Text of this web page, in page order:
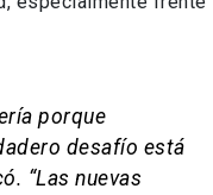
porque
desafío está
“Las nuevas